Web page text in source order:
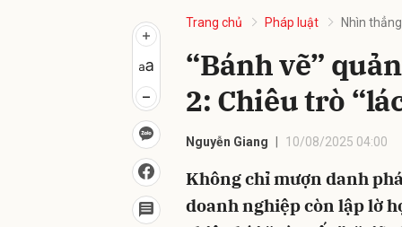
Trang chủ Pháp luật Nhìn
“Bánh vẽ”
2: Chiêu trò
Nguyễn Giang 10/08/2025 04:00
Không chỉ mượn danh
doanh nghiệp còn lập lờ